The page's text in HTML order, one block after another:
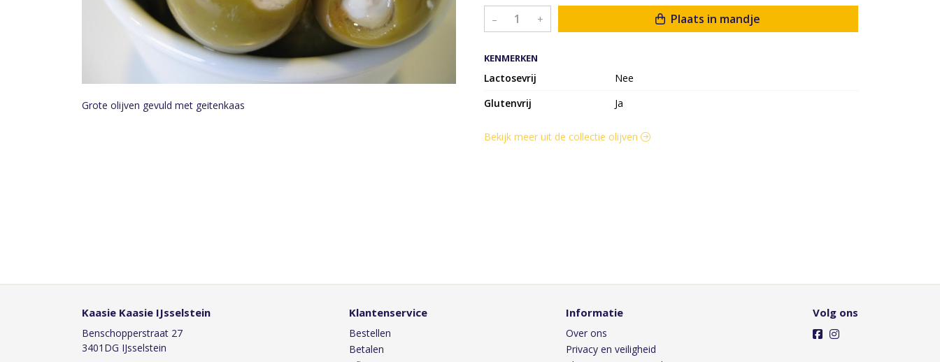
Grote olijven gevuld met geitenkaas
– + Plaats in mandje
KENMERKEN
Lactosevrij
Nee
Glutenvrij
Ja
Bekijk meer uit de collectie olijven
Kaasie Kaasie IJsselstein
Benschopperstraat 27
3401DG IJsselstein
Klantenservice
Bestellen
Betalen
Informatie
Over ons
Privacy en veiligheid
Volg ons